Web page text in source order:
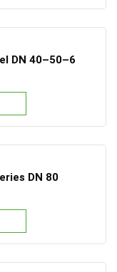
DN 40–50–6
DN 80